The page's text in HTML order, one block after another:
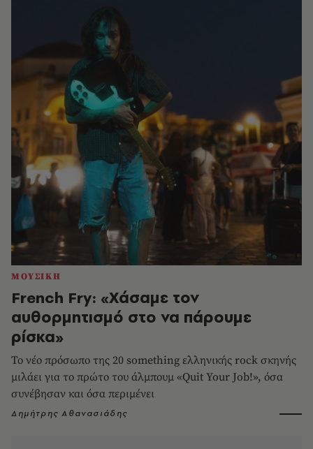
ΜΟΥΣΙΚΗ
French Fry: «Χάσαμε τον
αυθορμητισμό στο να πάρουμε
ρίσκα»
Το νέο πρόσωπο της 20 something ελληνικής rock σκηνής
μιλάει για το πρώτο του άλμπουμ «Quit Your Job!», όσα
συνέβησαν και όσα περιμένει
Δημήτρης Αθανασιάδης